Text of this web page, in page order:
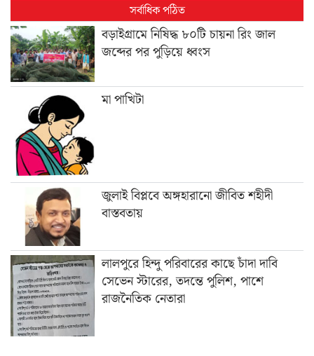
সর্বাধিক পঠিত
বড়াইগ্রামে নিষিদ্ধ ৮০টি চায়না রিং জাল
জব্দের পর পুড়িয়ে ধ্বংস
মা পাখিটা
জুলাই বিপ্লবে অঙ্গহারানো জীবিত শহীদী
বাস্তবতায়
লালপুরে হিন্দু পরিবারের কাছে চাঁদা দাবি
সেভেন স্টারের, তদন্তে পুলিশ, পাশে
রাজনৈতিক নেতারা